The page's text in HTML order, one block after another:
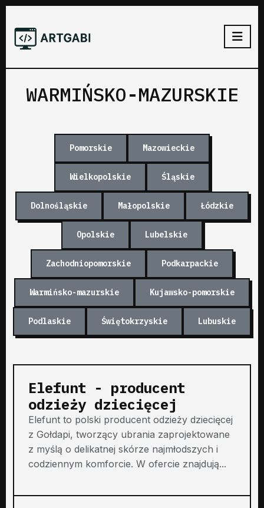
WARMIŃSKO-MAZURSKIE
Pomorskie Mazowieckie
Wielkopolskie Śląskie
Dolnośląskie Małopolskie Łódzkie
Opolskie Lubelskie
Zachodniopomorskie Podkarpackie
Warmińsko-mazurskie Kujawsko-pomorskie
Podlaskie Świętokrzyskie Lubuskie
Elefunt - producent
odzieży dziecięcej
Elefunt to polski producent odzieży dziecięcej
z Gołdapi, tworzący ubrania zaprojektowane
z myślą o delikatnej skórze najmłodszych i
codziennym komforcie. W ofercie znajdują...